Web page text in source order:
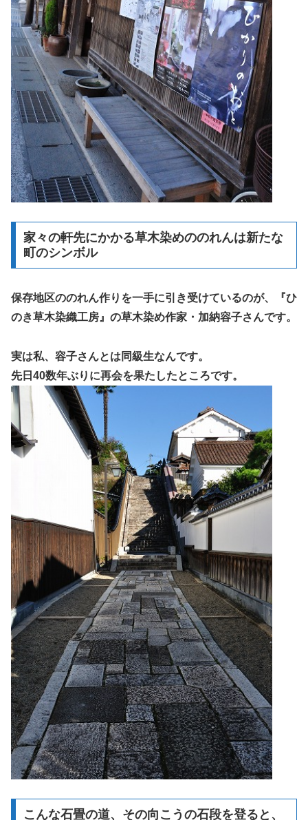
家々の軒先にかかる草木染めののれんは新たな
町のシンボル
保存地区ののれん作りを一手に引き受けているのが、『ひ
のき草木染織工房』の草木染め作家・加納容子さんです。
実は私、容子さんとは同級生なんです。
先日40数年ぶりに再会を果たしたところです。
こんな石畳の道、その向こうの石段を登ると、